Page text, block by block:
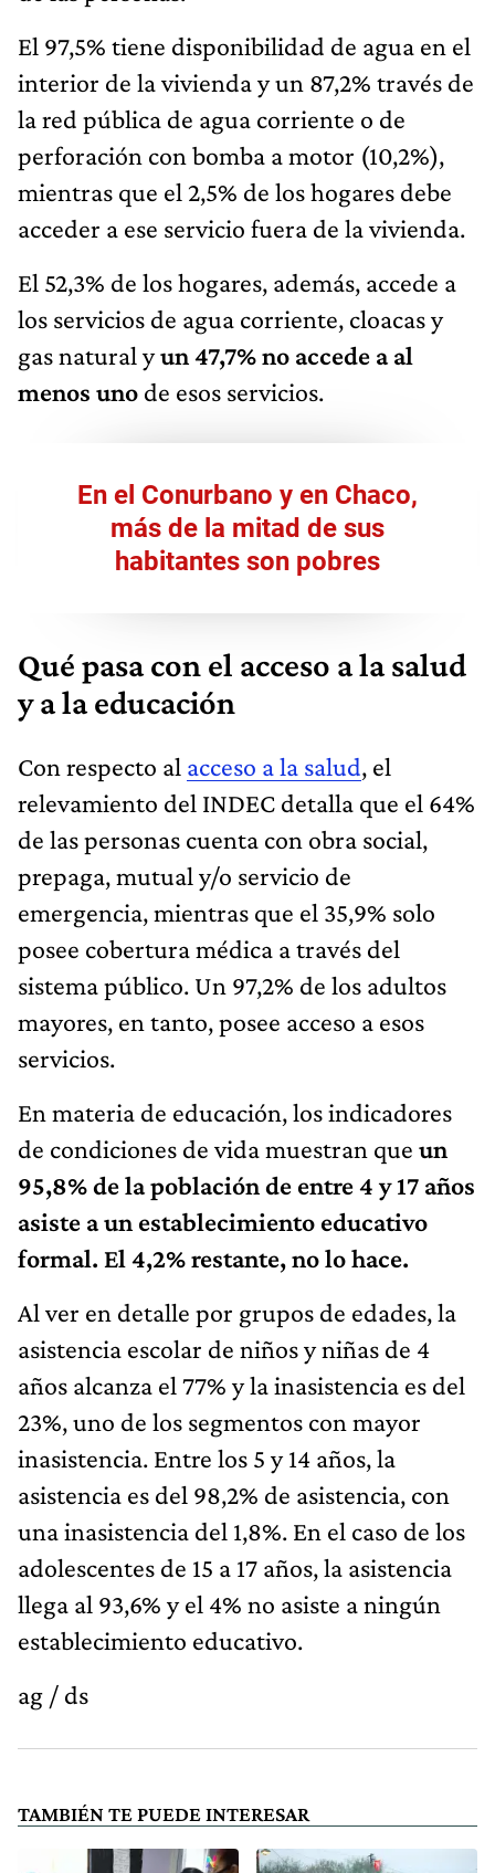
El 97,5% tiene disponibilidad de agua en el
interior de la vivienda y un 87,2% través de
la red pública de agua corriente o de
perforación con bomba a motor (10,2%),
mientras que el 2,5% de los hogares debe
acceder a ese servicio fuera de la vivienda.
El 52,3% de los hogares, además, accede a
los servicios de agua corriente, cloacas y
gas natural yun 47,7% no accede a al
menos uno de esos servicios.
En el Conurbano y en Chaco,
más de la mitad de sus
habitantes son pobres
Qué pasa con el acceso a la salud
y a la educación
Con respecto al acceso a la salud, el
relevamiento del INDEC detalla que el 64%
de las personas cuenta con obra social,
prepaga, mutual y/o servicio de
emergencia, mientras que el 35,9% solo
posee cobertura médica a través del
sistema público. Un 97,2% de los adultos
mayores, en tanto, posee acceso a esos
servicios.
En materia de educación, los indicadores
de condiciones de vida muestran que un
95,8% de la población de entre 4 y 17 años
asiste a un establecimiento educativo
formal. El 4,2% restante, no lo hace.
Al ver en detalle por grupos de edades, la
asistencia escolar de niños y niñas de 4
años alcanza el 77% y la inasistencia es del
23%, uno de los segmentos con mayor
inasistencia. Entre los 5 y 14 años, la
asistencia es del 98,2% de asistencia, con
una inasistencia del 1,8%. En el caso de los
adolescentes de 15 a 17 años, la asistencia
llega al 93,6% y el 4% no asiste a ningún
establecimiento educativo.
ag / ds
TAMBIÉN TE PUEDE INTERESAR